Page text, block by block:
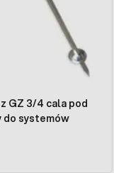
GZ 3/4 cala pod
do systemów